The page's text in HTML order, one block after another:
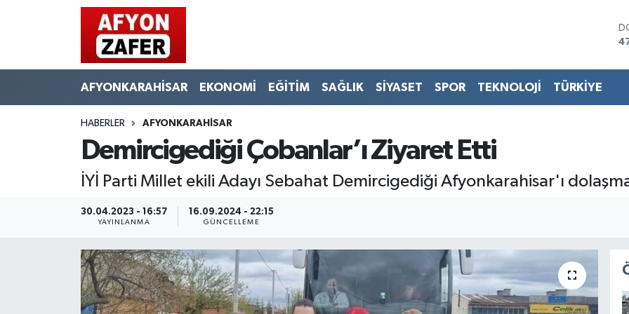
AFYONKARAHİSAR EKONOMİ EĞİTİM SAĞLIK SİYASET SPOR TEKNOLOJİ TÜRKİYE
HABERLER AFYONKARAHİSAR
Demircigediği Çobanlar’ı Ziyaret Etti
İYİ Parti Millet ekili Adayı Sebahat Demircigediği Afyonkarahisar'ı
30.04.2023 - 16:57
YAYINLANMA
16.09.2024 - 22:15
GÜNCELLEME